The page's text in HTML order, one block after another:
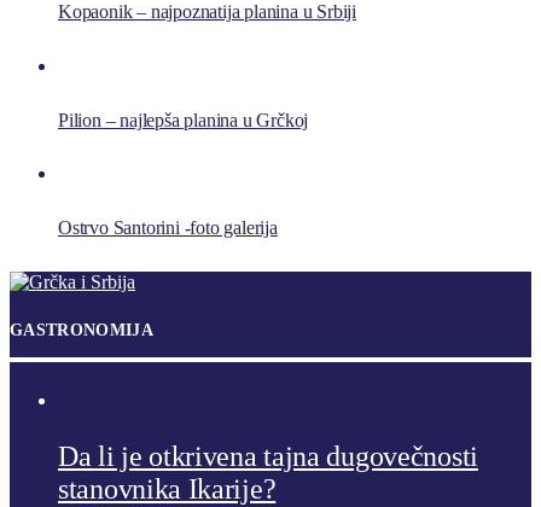
Kopaonik – najpoznatija planina u Srbiji
Pilion – najlepša planina u Grčkoj
Ostrvo Santorini -foto galerija
GASTRONOMIJA
Da li je otkrivena tajna dugovečnosti
stanovnika Ikarije?